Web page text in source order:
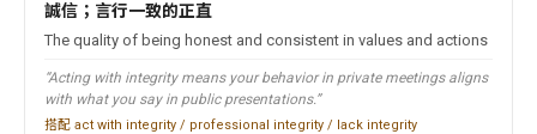
誠信；言行一致的正直
The quality of being honest and consistent in values and actions
“Acting with integrity means your behavior in private meetings aligns
with what you say in public presentations.”
搭配 act with integrity / professional integrity / lack integrity